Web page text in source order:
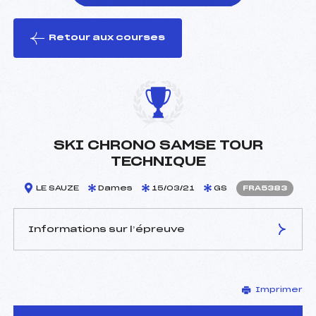
le ski
Retour aux courses
SKI CHRONO SAMSE TOUR
TECHNIQUE
LE SAUZE Dames 15/03/21 GS FRA5383
Informations sur l’épreuve
SILVESTRE PASCAL (FRA)
Arbitre :
AGNELLET JEAN MICHEL
Imprimer